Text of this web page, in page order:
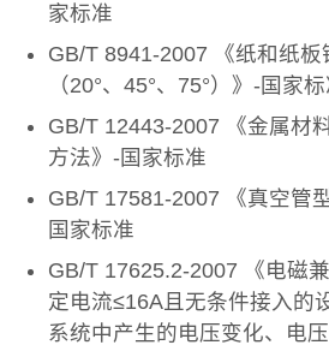
家标准
GB/T 8941-2007 《纸和纸板
（20°、45°、75°）》-国家
GB/T 12443-2007 《金属材
方法》-国家标准
GB/T 17581-2007 《真空管
国家标准
GB/T 17625.2-2007 《电磁
定电流≤16A且无条件接入的
系统中产生的电压变化、电